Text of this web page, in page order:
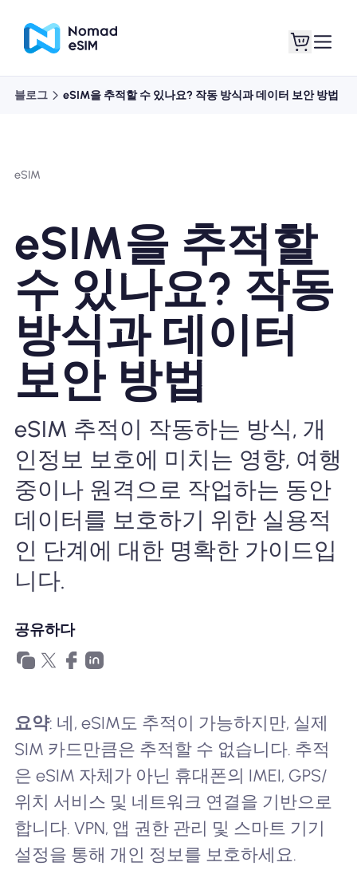
쇼핑 플랜
eSIM 정보
왜 Nomad eSIM?
eSIM 사용법
비즈니스를위한
블로그 eSIM을 추적할 수 있나요? 작동 방식과 데이터 보안 방법
eSIM
eSIM을 추적할
수 있나요? 작동
방식과 데이터
보안 방법
eSIM 추적이 작동하는 방식, 개
인정보 보호에 미치는 영향, 여행
중이나 원격으로 작업하는 동안
데이터를 보호하기 위한 실용적
인 단계에 대한 명확한 가이드입
니다.
공유하다
요약: 네, eSIM도 추적이 가능하지만, 실제
SIM 카드만큼은 추적할 수 없습니다. 추적
은 eSIM 자체가 아닌 휴대폰의 IMEI, GPS/
위치 서비스 및 네트워크 연결을 기반으로
합니다. VPN, 앱 권한 관리 및 스마트 기기
설정을 통해 개인 정보를 보호하세요.